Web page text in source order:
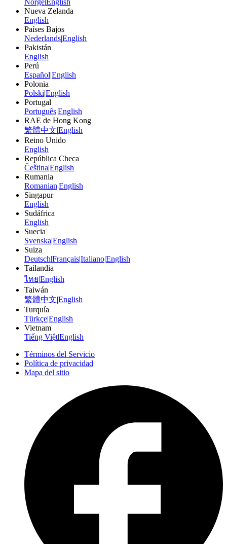
Norge English
Nueva Zelanda
English
Países Bajos
Nederlands|English
Pakistán
English
Perú
Español|English
Polonia
Polski|English
Portugal
Português|English
RAE de Hong Kong
繁體中文|English
Reino Unido
English
República Checa
Čeština|English
Rumania
Romanian|English
Singapur
English
Sudáfrica
English
Suecia
Svenska|English
Suiza
Deutsch|Français|Italiano|English
Tailandia
ไทย|English
Taiwán
繁體中文|English
Turquía
Türkçe|English
Vietnam
Tiếng Việt|English
Términos del Servicio
Política de privacidad
Mapa del sitio